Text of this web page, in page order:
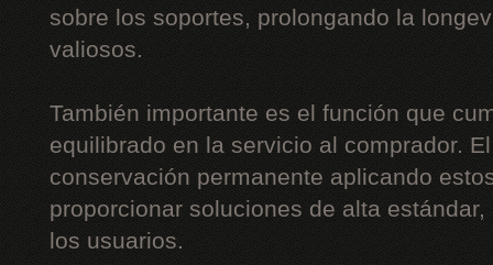
sobre los soportes, prolongando la
valiosos.
También importante es el función que
equilibrado en la servicio al comprador.
conservación permanente aplicando
proporcionar soluciones de alta
los usuarios.